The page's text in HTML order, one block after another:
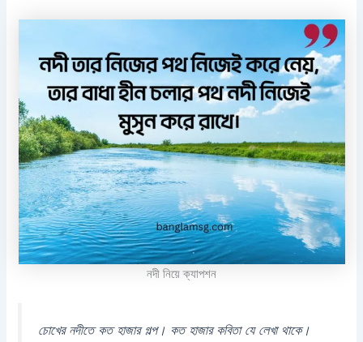
নদী নিয়ে ক্যাপশন
চোখের নদীতে কত হাজার গল্প। কত হাজার কবিতা যে লেখা থাকে।